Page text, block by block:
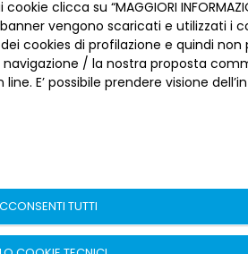
Finanziarie
Tutela dei Depositi
00821100013 –Sitemap–sito creato da
clicca su “MAGGIORI
vengono scaricati e utilizzati i
cookies di profilazione e quindi non
navigazione / la nostra proposta
E’ possibile prendere visione
TUTTI